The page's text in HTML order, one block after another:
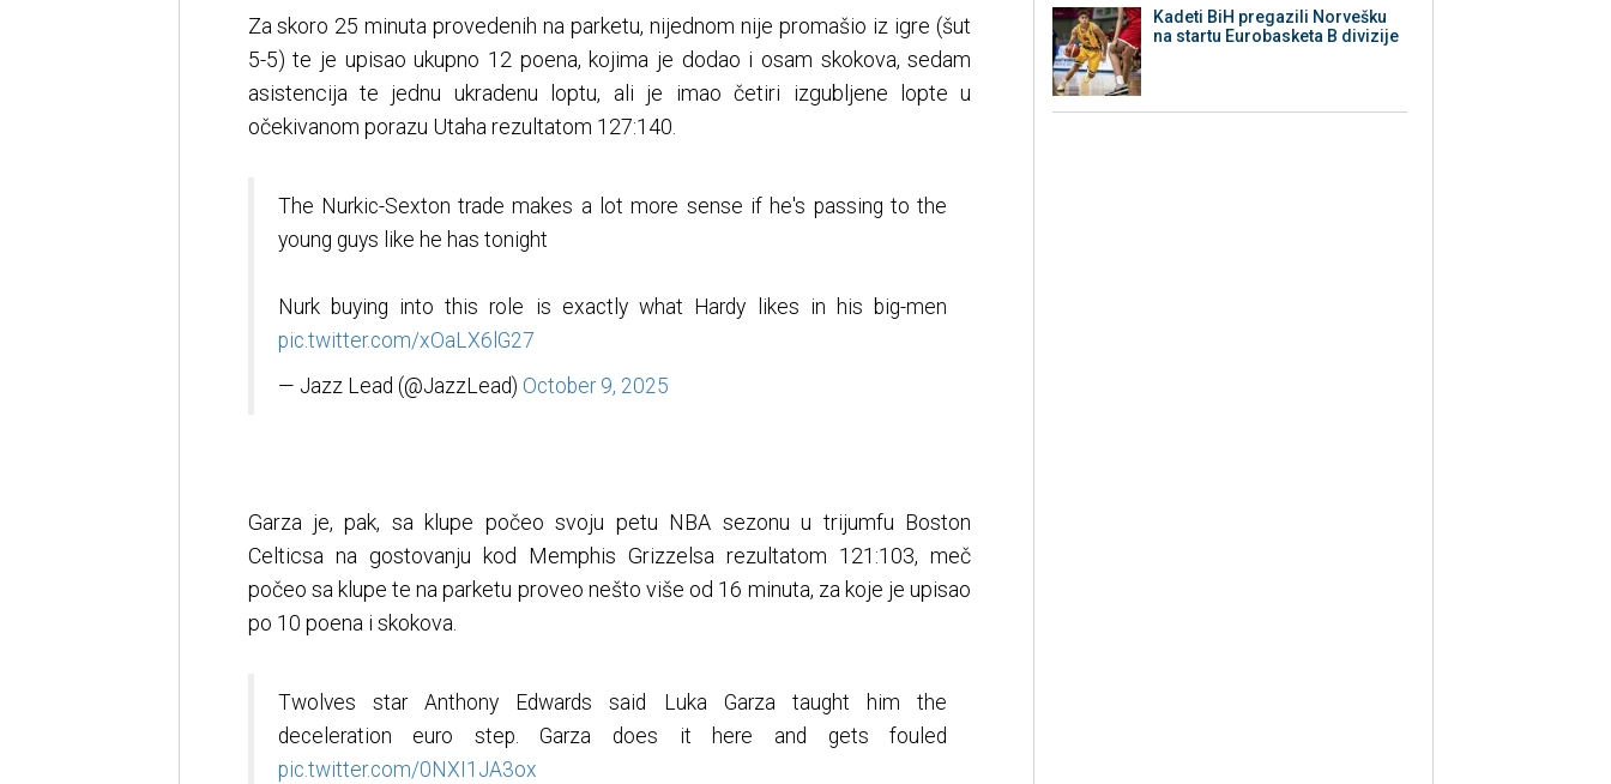
Za skoro 25 minuta provedenih na parketu, nijednom nije promašio iz igre (šut
5-5) te je upisao ukupno 12 poena, kojima je dodao i osam skokova, sedam
asistencija te jednu ukradenu loptu, ali je imao četiri izgubljene lopte u
očekivanom porazu Utaha rezultatom 127:140.
The Nurkic-Sexton trade makes a lot more sense if he's passing to the
young guys like he has tonight
Nurk buying into this role is exactly what Hardy likes in his big-men
pic.twitter.com/xOaLX6lG27
— Jazz Lead (@JazzLead) October 9, 2025
Garza je, pak, sa klupe počeo svoju petu NBA sezonu u trijumfu Boston
Celticsa na gostovanju kod Memphis Grizzelsa rezultatom 121:103, meč
počeo sa klupe te na parketu proveo nešto više od 16 minuta, za koje je upisao
po 10 poena i skokova.
Twolves star Anthony Edwards said Luka Garza taught him the
deceleration euro step. Garza does it here and gets fouled
pic.twitter.com/0NXI1JA3ox
Kadeti BiH pregazili Norvešku
na startu Eurobasketa B divizije